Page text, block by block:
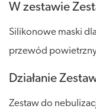
W zestawie
Silikonowe maski
przewód
Działanie
Zestaw do